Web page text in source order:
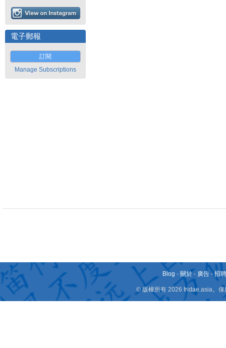
電子郵報
訂閱
Manage Subscriptions
Blog - 關於 - 廣告 -招
© 版權所有 2026 fridae.asia。